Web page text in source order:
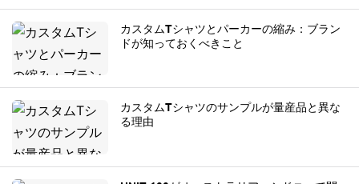
カスタムTシャツとパーカーの縮み：ブラン
ドが知っておくべきこと
カスタムTシャツのサンプルが量産品と異な
る理由